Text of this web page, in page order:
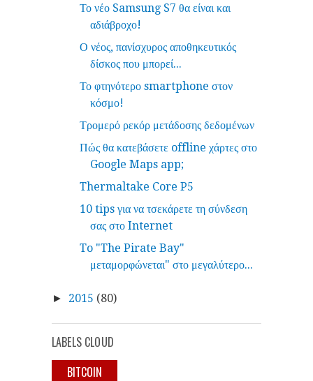
Το νέο Samsung S7 θα είναι και
αδιάβροχο!
Ο νέος, πανίσχυρος αποθηκευτικός
δίσκος που μπορεί...
Το φτηνότερο smartphone στον
κόσμο!
Τρομερό ρεκόρ μετάδοσης δεδομένων
Πώς θα κατεβάσετε offline χάρτες στο
Google Maps app;
Thermaltake Core P5
10 tips για να τσεκάρετε τη σύνδεση
σας στο Internet
To "The Pirate Bay"
μεταμορφώνεται" στο μεγαλύτερο...
► 2015 (80)
LABELS CLOUD
BITCOIN